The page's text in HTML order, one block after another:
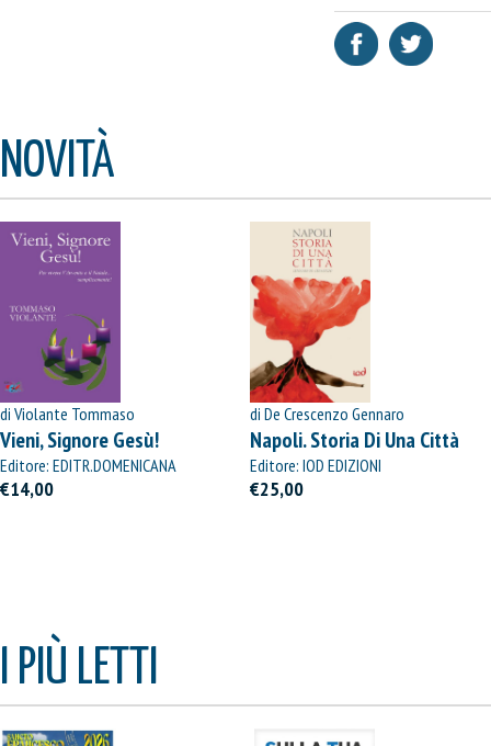
NOVITÀ
di Violante Tommaso
Vieni, Signore Gesù!
Editore: EDITR.DOMENICANA
ITALIANA
€14,00
di De Crescenzo Gennaro
Napoli. Storia Di Una Città
Editore: IOD EDIZIONI
€25,00
I PIÙ LETTI